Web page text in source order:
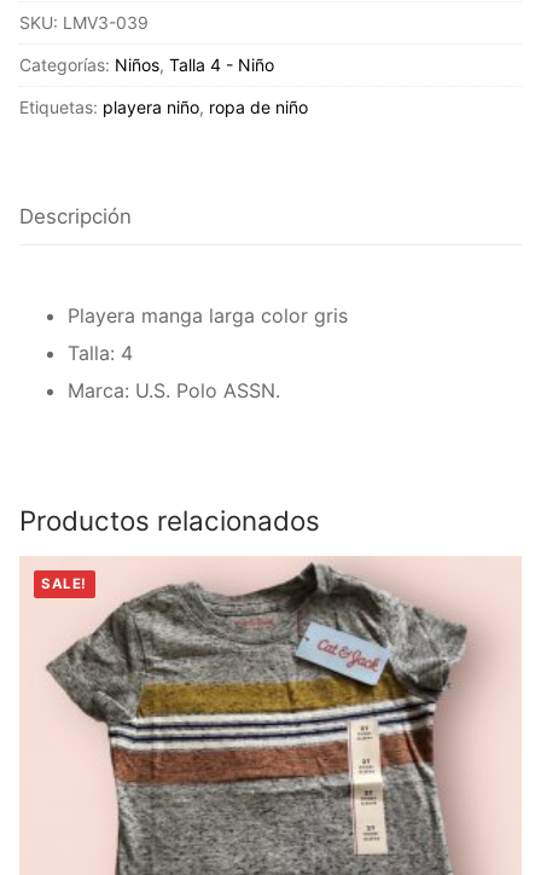
SKU: LMV3-039
Categorías: Niños, Talla 4 - Niño
Etiquetas: playera niño, ropa de niño
Descripción
Playera manga larga color gris
Talla: 4
Marca: U.S. Polo ASSN.
Productos relacionados
SALE!